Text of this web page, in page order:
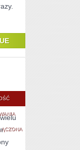
BLOKADY
MECHANICZNE